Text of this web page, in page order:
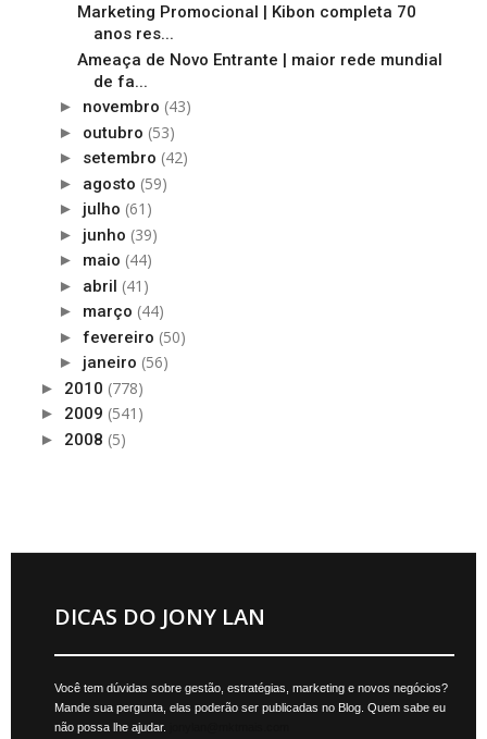
Marketing Promocional | Kibon completa 70
anos res...
Ameaça de Novo Entrante | maior rede mundial
de fa...
► novembro (43)
► outubro (53)
► setembro (42)
► agosto (59)
► julho (61)
► junho (39)
► maio (44)
► abril (41)
► março (44)
► fevereiro (50)
► janeiro (56)
► 2010 (778)
► 2009 (541)
► 2008 (5)
DICAS DO JONY LAN
Você tem dúvidas sobre gestão, estratégias, marketing e novos negócios?
Mande sua pergunta, elas poderão ser publicadas no Blog. Quem sabe eu
não possa lhe ajudar.